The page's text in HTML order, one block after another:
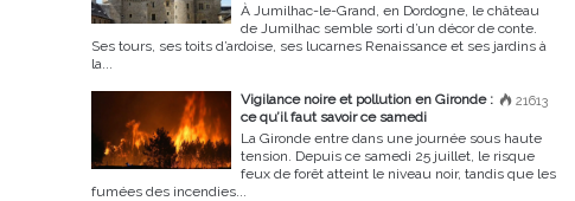
À Jumilhac-le-Grand, en Dordogne, le château
de Jumilhac semble sorti d’un décor de conte.
Ses tours, ses toits d’ardoise, ses lucarnes Renaissance et ses jardins à
la...
21613
Vigilance noire et pollution en Gironde :
ce qu’il faut savoir ce samedi
La Gironde entre dans une journée sous haute
tension. Depuis ce samedi 25 juillet, le risque
feux de forêt atteint le niveau noir, tandis que les
fumées des incendies...